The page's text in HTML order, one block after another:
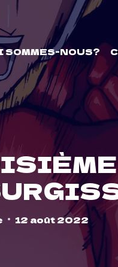
SOMMES-NOUS?
12 août 2022